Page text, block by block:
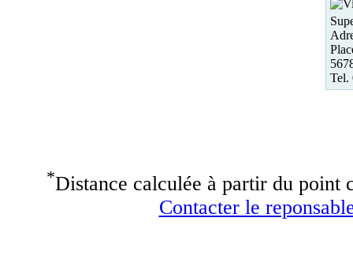
Tel.
*Distance calculée à partir du point
Contacter le